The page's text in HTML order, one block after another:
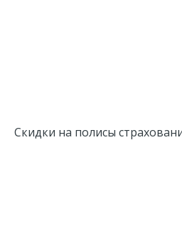
Скидки на полисы